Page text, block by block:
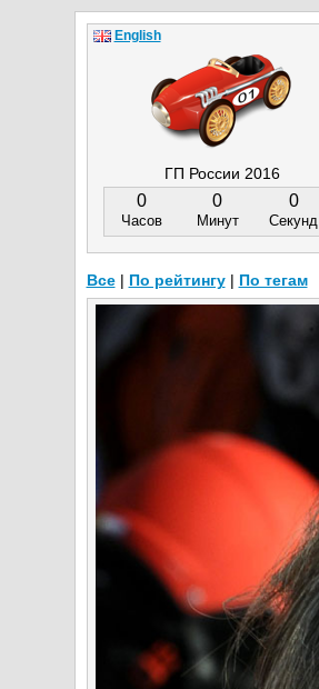
ГП России 2016
0
Часов
0
Минут
0
Секунд
English
Все| По рейтингу| По тегам